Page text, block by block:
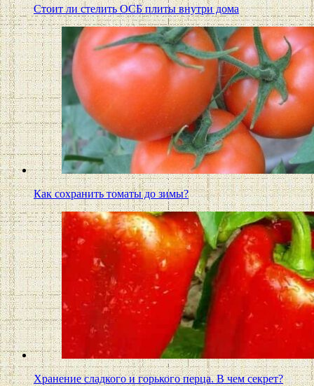
Стоит ли стелить ОСБ плиты внутри дома
Как сохранить томаты до зимы?
Хранение сладкого и горького перца. В чем секрет?